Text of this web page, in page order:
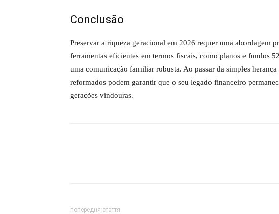
Conclusão
Preservar a riqueza geracional em 2026 requer uma abordagem
ferramentas eficientes em termos fiscais, como planos e fundos
uma comunicação familiar robusta. Ao passar da simples
reformados podem garantir que o seu legado financeiro
gerações vindouras.
попередня стаття